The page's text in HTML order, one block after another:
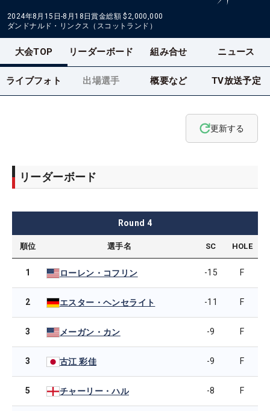
2024年8月15日-8月18日賞金総額 $2,000,000
ダンドナルド・リンクス（スコットランド）
大会TOP リーダーボード 組み合せ ニュース
ライブフォト 出場選手 概要など TV放送予定
更新する
リーダーボード
Round 4
順位 選手名 SC HOLE
1 ローレン・コフリン -15 F
2 エスター・ヘンセライト -11 F
3 メーガン・カン -9 F
3 古江 彩佳 -9 F
5 チャーリー・ハル -8 F